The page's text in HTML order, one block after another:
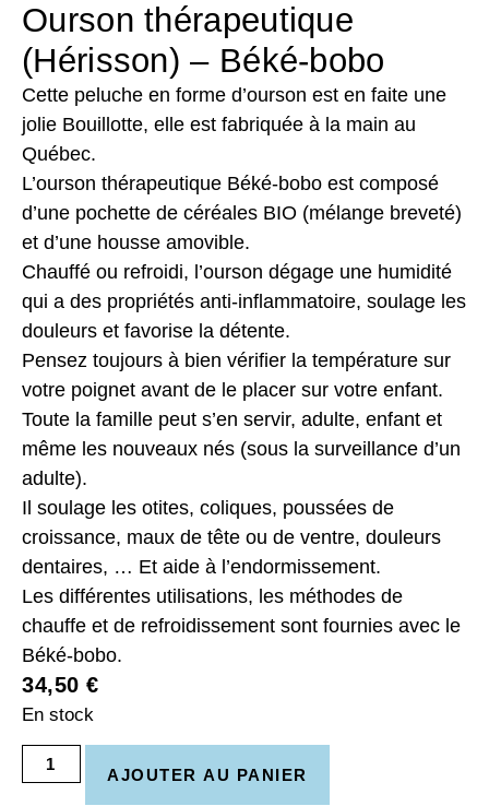
Ourson thérapeutique
(Hérisson) – Béké-bobo
Cette peluche en forme d’ourson est en faite une
jolie Bouillotte, elle est fabriquée à la main au
Québec.
L’ourson thérapeutique Béké-bobo est composé
d’une pochette de céréales BIO (mélange breveté)
et d’une housse amovible.
Chauffé ou refroidi, l’ourson dégage une humidité
qui a des propriétés anti-inflammatoire, soulage les
douleurs et favorise la détente.
Pensez toujours à bien vérifier la température sur
votre poignet avant de le placer sur votre enfant.
Toute la famille peut s’en servir, adulte, enfant et
même les nouveaux nés (sous la surveillance d’un
adulte).
Il soulage les otites, coliques, poussées de
croissance, maux de tête ou de ventre, douleurs
dentaires, … Et aide à l’endormissement.
Les différentes utilisations, les méthodes de
chauffe et de refroidissement sont fournies avec le
Béké-bobo.
34,50 €
En stock
AJOUTER AU PANIER